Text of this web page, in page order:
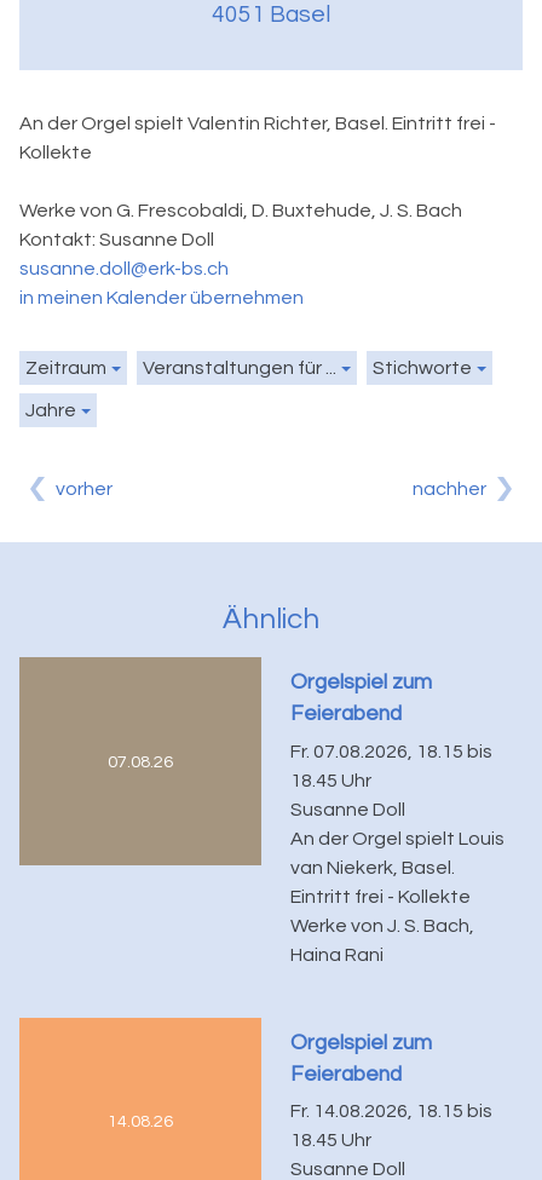
4051 Basel
An der Orgel spielt Valentin Richter, Basel. Eintritt frei -
Kollekte
Werke von G. Frescobaldi, D. Buxtehude, J. S. Bach
Kontakt: Susanne Doll
susanne.doll@erk-bs.ch
in meinen Kalender übernehmen
Zeitraum Veranstaltungen für ... Stichworte
Jahre
vorher nachher
Ähnlich
07.08.26
Orgelspiel zum
Feierabend
Fr. 07.08.2026, 18.15 bis
18.45 Uhr
Susanne Doll
An der Orgel spielt Louis
van Niekerk, Basel.
Eintritt frei - Kollekte
Werke von J. S. Bach,
Haina Rani
14.08.26
Orgelspiel zum
Feierabend
Fr. 14.08.2026, 18.15 bis
18.45 Uhr
Susanne Doll